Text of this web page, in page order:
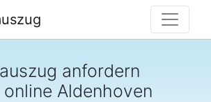
anfordern
Aldenhoven